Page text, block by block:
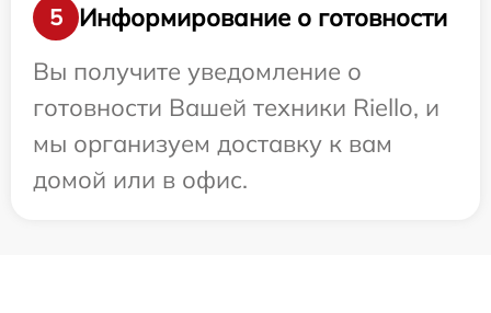
5
Информирование о готовности
Вы получите уведомление о
готовности Вашей техники Riello, и
мы организуем доставку к вам
домой или в офис.